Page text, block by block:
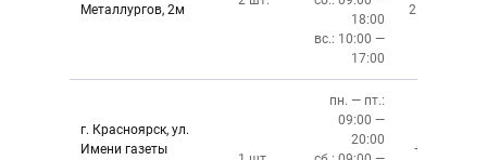
Металлургов, 2м
18:00
вс.: 10:00 —
17:00
212-87-27
г. Красноярск, ул.
Имени газеты
пн. — пт.:
09:00 —
20:00
+7 (391)